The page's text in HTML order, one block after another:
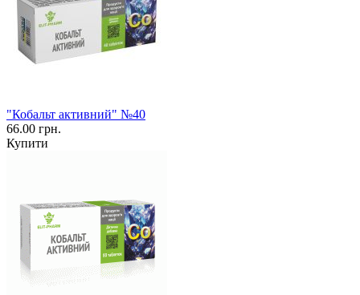
"Кобальт активний" №40
66.00 грн.
Купити